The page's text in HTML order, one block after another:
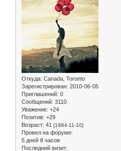
Откуда: Canada, Toronto
Зарегистрирован: 2010-06-05
Приглашений: 0
Сообщений: 3110
Уважение: +24
Позитив: +29
Возраст: 41 [1984-11-10]
Провел на форуме:
5 дней 8 часов
Последний визит: